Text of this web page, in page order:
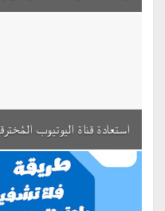
استعادة قناة اليوتيوب